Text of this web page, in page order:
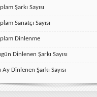
Şarkı Sayısı
Sanatçı Sayısı
Dinlenme
Dinlenen Şarkı Sayısı
Ay Dinlenen Şarkı Sayısı